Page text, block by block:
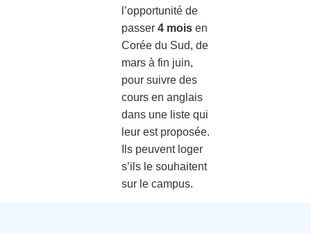
l’opportunité de
passer4 mois en
Corée du Sud, de
mars à fin juin,
pour suivre des
cours en anglais
dans une liste qui
leur est proposée.
Ils peuvent loger
s’ils le souhaitent
sur le campus.